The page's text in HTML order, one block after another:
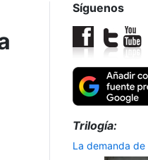
Síguenos
Trilogía:
La demanda de